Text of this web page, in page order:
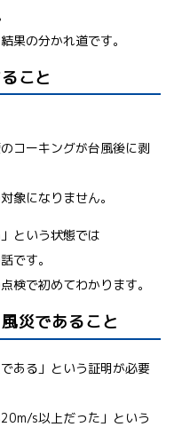
果の分かれ道です。
こと
コーキングが台風後に剥
象になりません。
という状態では
です。
検で初めてわかります。
災であること
ある」という証明が必要
s以上だった」という